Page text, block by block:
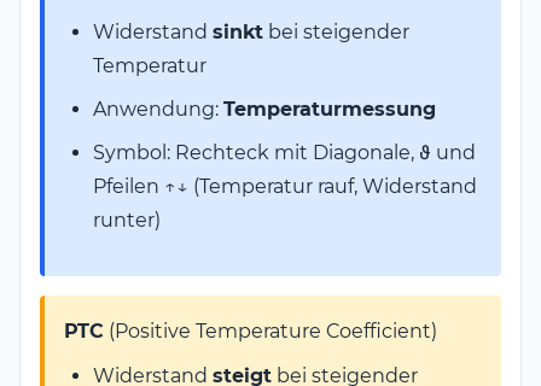
Widerstand sinkt bei steigender
Temperatur
Anwendung: Temperaturmessung
Symbol: Rechteck mit Diagonale, ϑ und
Pfeilen ↑↓ (Temperatur rauf, Widerstand
runter)
PTC (Positive Temperature Coefficient)
Widerstand steigt bei steigender